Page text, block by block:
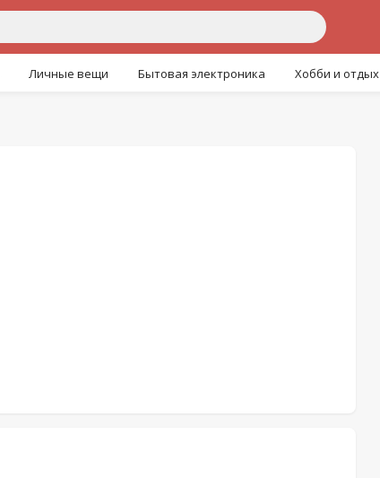
Личные вещи Бытовая электроника Хобби и отдых